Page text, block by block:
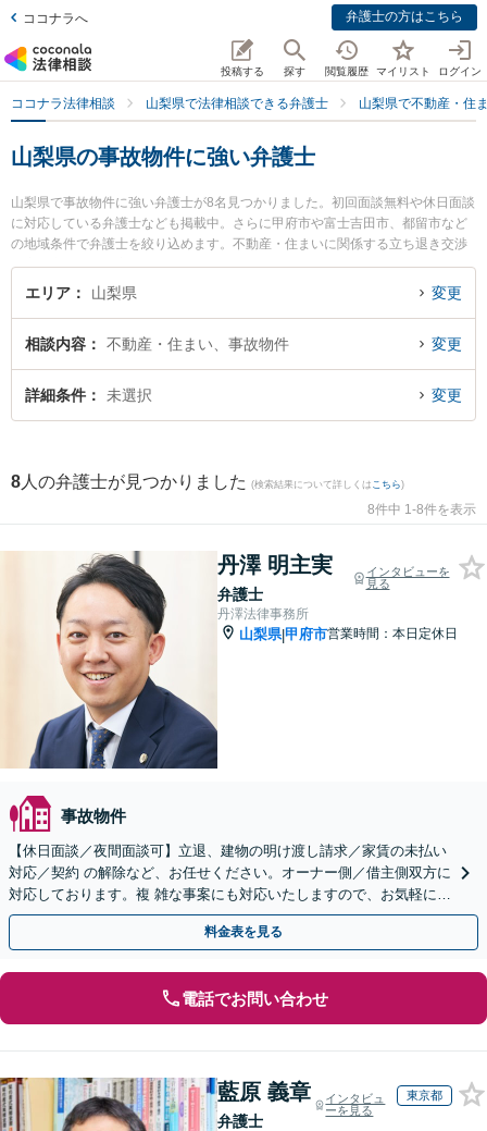
ココナラへ 弁護士の方はこちら
投稿する 探す 閲覧履歴 マイリスト ログイン
ココナラ法律相談 山梨県で法律相談できる弁護士 山梨県で不動産・住
山梨県の事故物件に強い弁護士
山梨県で事故物件に強い弁護士が8名見つかりました。初回面談無料や休日面談
に対応している弁護士なども掲載中。さらに甲府市や富士吉田市、都留市など
の地域条件で弁護士を絞り込めます。不動産・住まいに関係する立ち退き交渉
や家賃交渉、不動産契約解除等の細かな分野での絞り込み検索もでき便利で
す。特に丹澤法律事務所の丹澤 明主実弁護士や弁護士法人ATB 山梨事務所の木
のトラブルを今すぐに弁護士に相談したい』『事故物件のトラブル解決の実績
豊富な近くの弁護士を検索したい』『初回相談無料で事故物件を法律相談でき
る山梨県内の弁護士に相談予約したい』などでお困りの相談者さんにおすすめ
エリア 山梨県 変更
相談内容 不動産・住まい、事故物件 変更
詳細条件 未選択 変更
8 人の弁護士が見つかりました (検索結果について詳しくは こちら)
8件中 1-8件を表示
丹澤 明主実
弁護士
インタビューを
見る
丹澤法律事務所
山梨県|甲府市営業時間：本日定休日
事故物件
【休日面談／夜間面談可】立退、建物の明け渡し請求／家賃の未払い
対応／契約 の解除など、お任せください。オーナー側／借主側双方に
対応しております。複 雑な事案にも対応いたしますので、お気軽にご
相談ください。
料金表を見る
電話でお問い合わせ
藍原 義章
弁護士
インタビュ
ーを見る
東京都